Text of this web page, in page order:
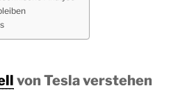
von Tesla verstehen